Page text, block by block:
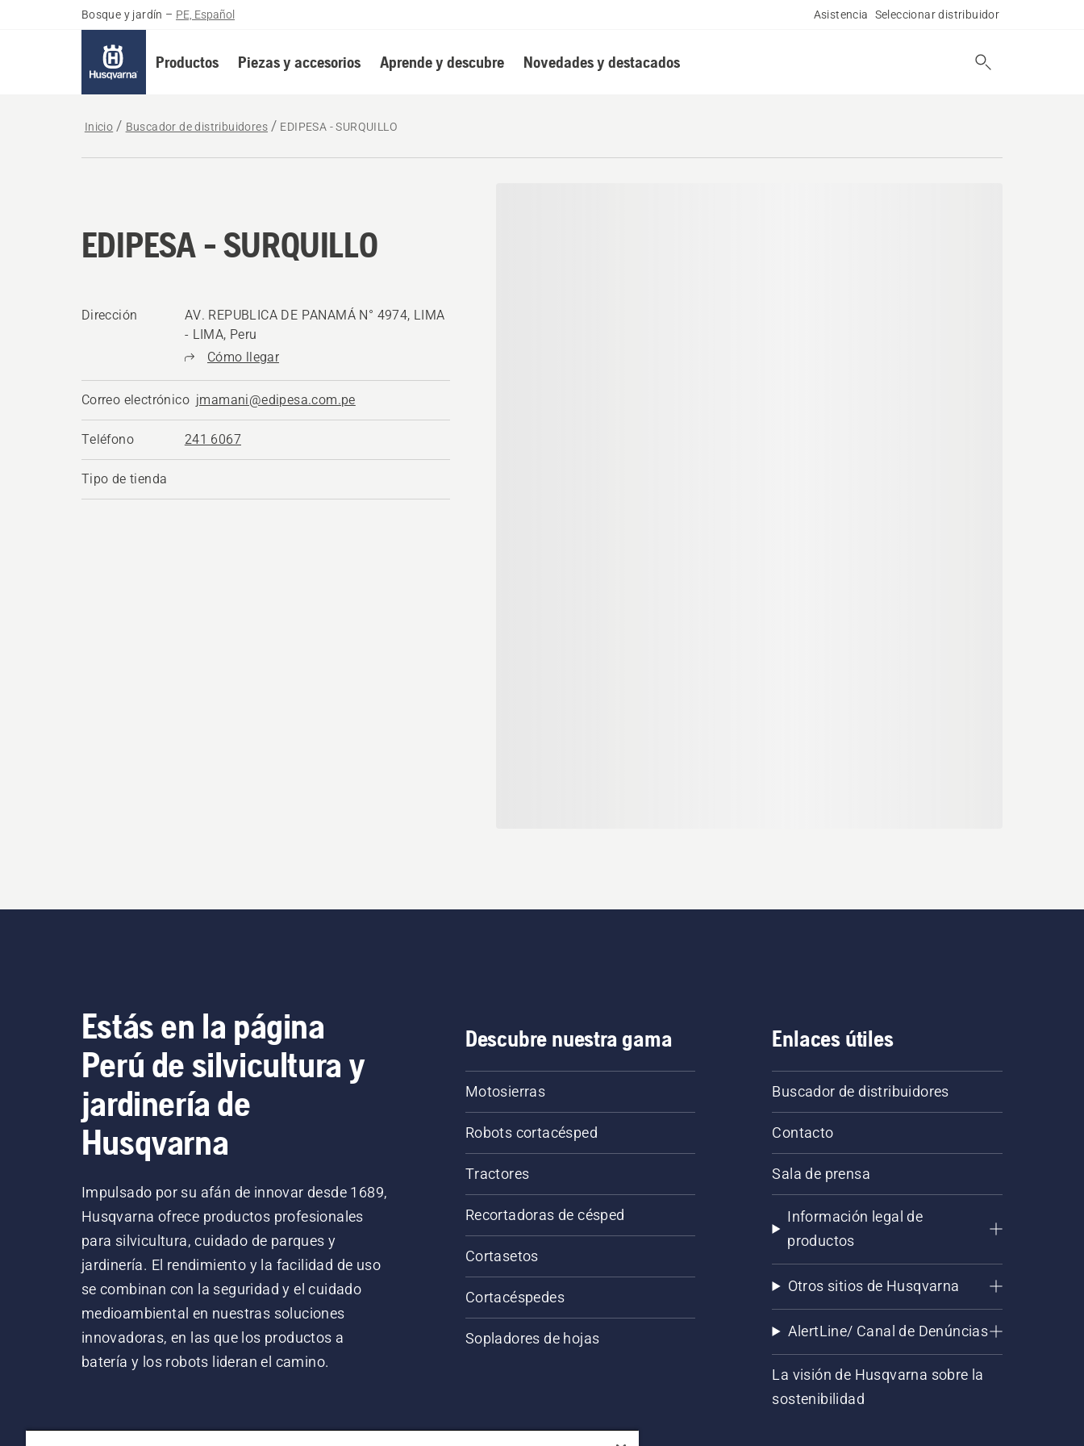
Bosque y jardín – PE, Español Asistencia Seleccionar distribuidor
Productos Piezas y accesorios Aprende y descubre Novedades y destacados
Inicio Buscador de distribuidores EDIPESA - SURQUILLO
EDIPESA - SURQUILLO
Dirección
AV. REPUBLICA DE PANAMÁ N° 4974, LIMA
- LIMA, Peru
Cómo llegar
Correo electrónico jmamani@edipesa.com.pe
Teléfono 241 6067
Tipo de tienda
Estás en la página
Perú de silvicultura y
jardinería de
Husqvarna
Impulsado por su afán de innovar desde 1689,
Husqvarna ofrece productos profesionales
para silvicultura, cuidado de parques y
jardinería. El rendimiento y la facilidad de uso
se combinan con la seguridad y el cuidado
medioambiental en nuestras soluciones
innovadoras, en las que los productos a
batería y los robots lideran el camino.
Descubre nuestra gama
Motosierras
Robots cortacésped
Tractores
Recortadoras de césped
Cortasetos
Cortacéspedes
Sopladores de hojas
Enlaces útiles
Buscador de distribuidores
Contacto
Sala de prensa
Información legal de
productos
Otros sitios de Husqvarna
AlertLine/ Canal de Denúncias
La visión de Husqvarna sobre la
sostenibilidad